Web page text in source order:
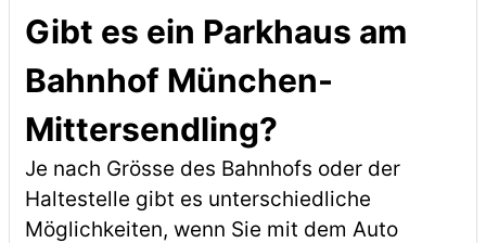
Gibt es ein Parkhaus am
Bahnhof München-
Mittersendling?
Je nach Grösse des Bahnhofs oder der
Haltestelle gibt es unterschiedliche
Möglichkeiten, wenn Sie mit dem Auto